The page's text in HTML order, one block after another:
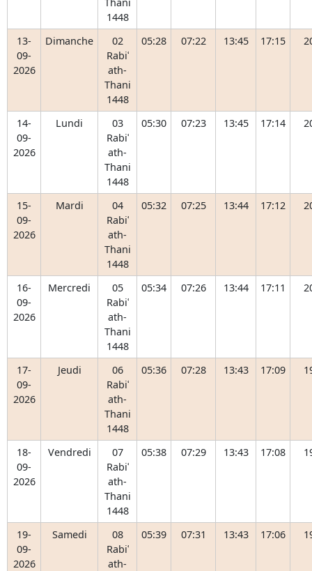
1448
13-
09-
2026
Dimanche
02
Rabiʿ
ath-
Thani
1448
05:28 07:22 13:45 17:15
14-
09-
2026
Lundi
03
Rabiʿ
ath-
Thani
1448
05:30 07:23 13:45 17:14
15-
09-
2026
Mardi
04
Rabiʿ
ath-
Thani
1448
05:32 07:25 13:44 17:12
16-
09-
2026
Mercredi
05
Rabiʿ
ath-
Thani
1448
05:34 07:26 13:44 17:11
17-
09-
2026
Jeudi
06
Rabiʿ
ath-
Thani
1448
05:36 07:28 13:43 17:09
18-
09-
2026
Vendredi
07
Rabiʿ
ath-
Thani
1448
05:38 07:29 13:43 17:08
19-
09-
2026
Samedi
08
Rabiʿ
ath-
05:39 07:31 13:43 17:06